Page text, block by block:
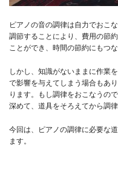
ピアノの音の調律は自力でおこ
調節することにより、費用の節
ことができ、時間の節約にもつな
しかし、知識がないままに作業
で影響を与えてしまう場合もあ
ります。もし調律をおこなうの
深めて、道具をそろえてから調律
今回は、ピアノの調律に必要な
ます。